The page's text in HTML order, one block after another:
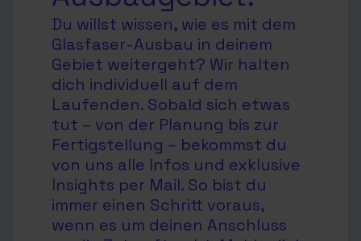
Du willst wissen, wie es mit dem
Glasfaser-Ausbau in deinem
Gebiet weitergeht? Wir halten
dich individuell auf dem
Laufenden. Sobald sich etwas
tut – von der Planung bis zur
Fertigstellung – bekommst du
von uns alle Infos und exklusive
Insights per Mail. So bist du
immer einen Schritt voraus,
wenn es um deinen Anschluss